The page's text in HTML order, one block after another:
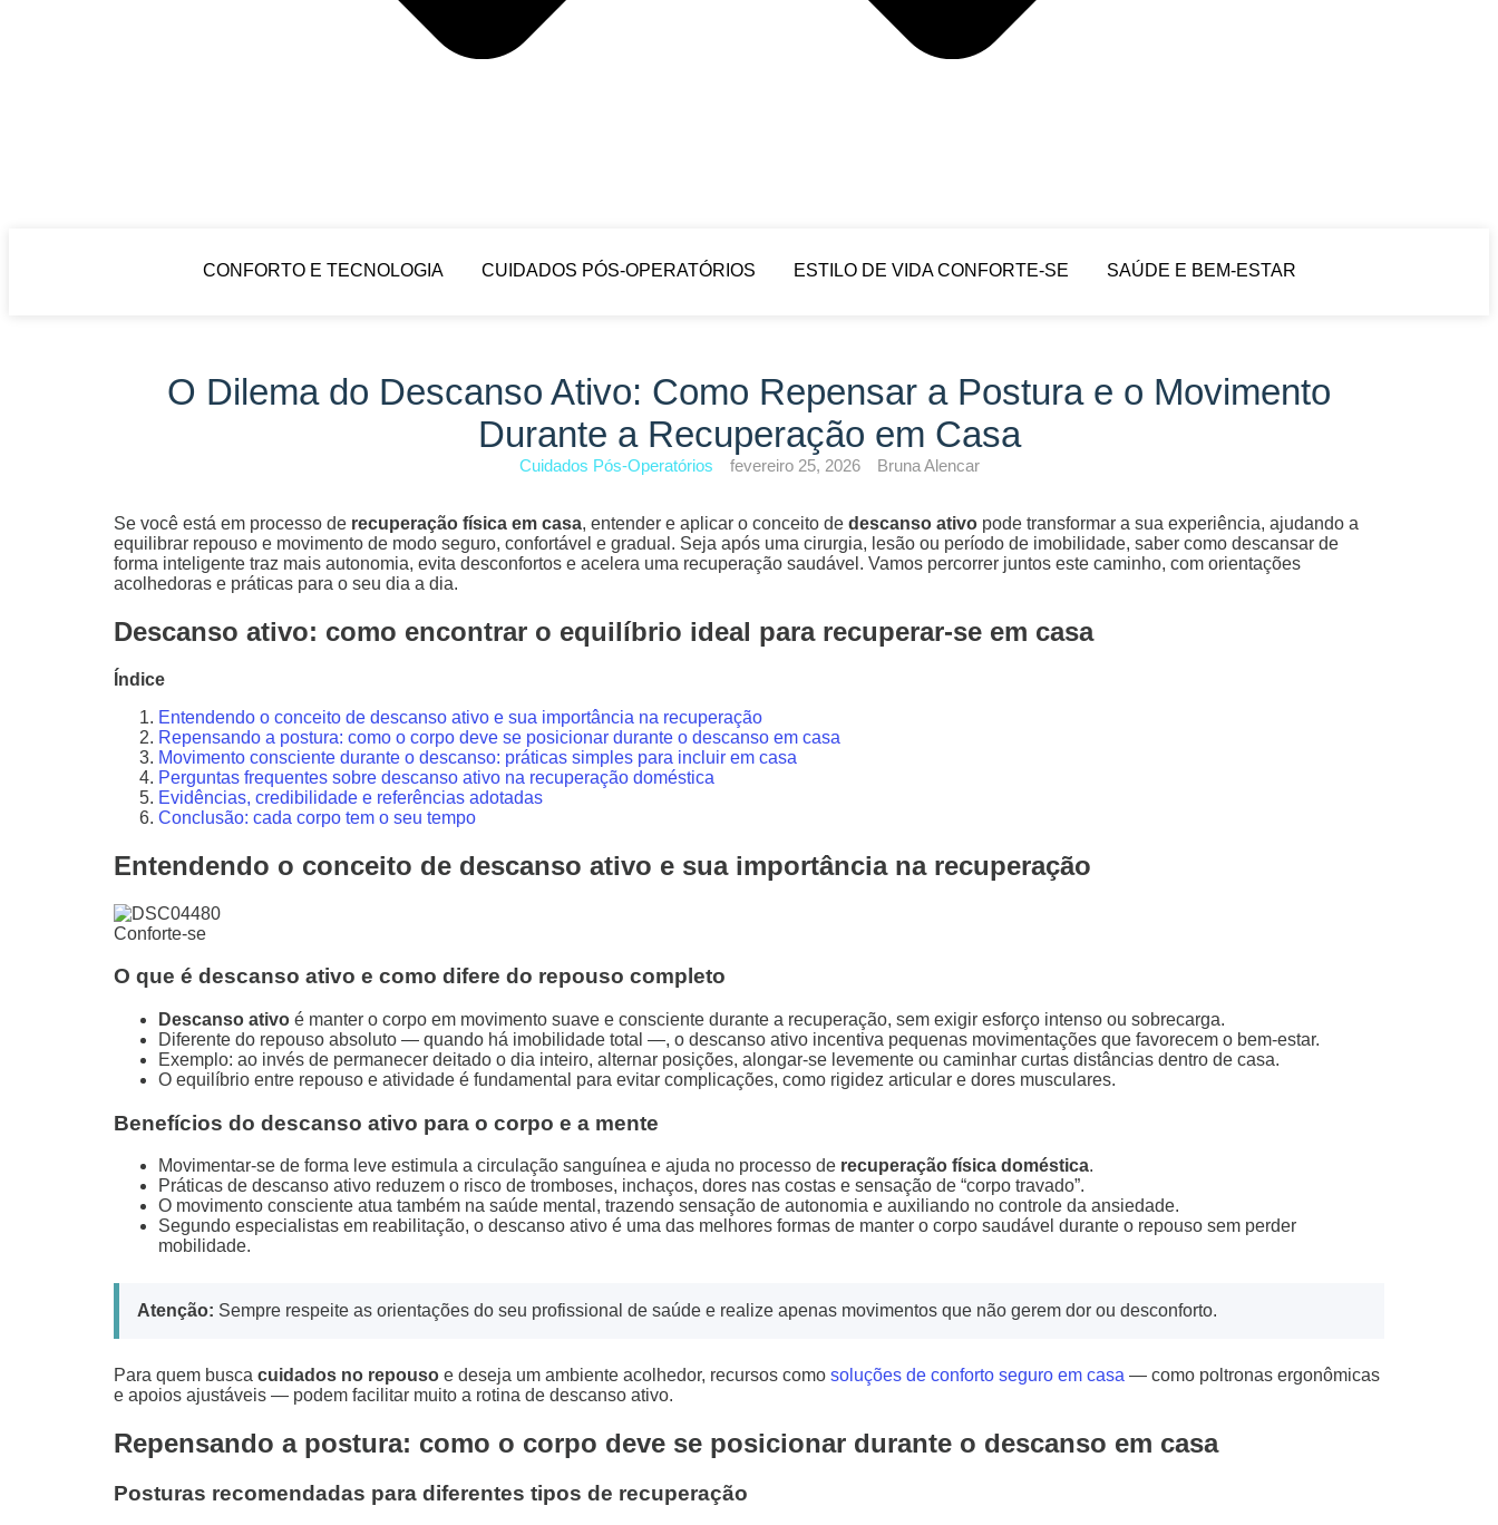
CONFORTO E TECNOLOGIA CUIDADOS PÓS-OPERATÓRIOS ESTILO DE VIDA CONFORTE-SE SAÚDE E BEM-ESTAR
O Dilema do Descanso Ativo: Como Repensar a Postura e o Movimento
Durante a Recuperação em Casa
Cuidados Pós-Operatórios fevereiro 25, 2026 Bruna Alencar
Se você está em processo de recuperação física em casa, entender e aplicar o conceito de descanso ativo pode transformar a sua experiência, ajudando a
equilibrar repouso e movimento de modo seguro, confortável e gradual. Seja após uma cirurgia, lesão ou período de imobilidade, saber como descansar de
forma inteligente traz mais autonomia, evita desconfortos e acelera uma recuperação saudável. Vamos percorrer juntos este caminho, com orientações
acolhedoras e práticas para o seu dia a dia.
Descanso ativo: como encontrar o equilíbrio ideal para recuperar-se em casa
Índice
Entendendo o conceito de descanso ativo e sua importância na recuperação
Repensando a postura: como o corpo deve se posicionar durante o descanso em casa
Movimento consciente durante o descanso: práticas simples para incluir em casa
Perguntas frequentes sobre descanso ativo na recuperação doméstica
Evidências, credibilidade e referências adotadas
Conclusão: cada corpo tem o seu tempo
Entendendo o conceito de descanso ativo e sua importância na recuperação
Conforte-se
O que é descanso ativo e como difere do repouso completo
Descanso ativo é manter o corpo em movimento suave e consciente durante a recuperação, sem exigir esforço intenso ou sobrecarga.
Diferente do repouso absoluto — quando há imobilidade total —, o descanso ativo incentiva pequenas movimentações que favorecem o bem-estar.
Exemplo: ao invés de permanecer deitado o dia inteiro, alternar posições, alongar-se levemente ou caminhar curtas distâncias dentro de casa.
O equilíbrio entre repouso e atividade é fundamental para evitar complicações, como rigidez articular e dores musculares.
Benefícios do descanso ativo para o corpo e a mente
Movimentar-se de forma leve estimula a circulação sanguínea e ajuda no processo de recuperação física doméstica.
Práticas de descanso ativo reduzem o risco de tromboses, inchaços, dores nas costas e sensação de “corpo travado”.
O movimento consciente atua também na saúde mental, trazendo sensação de autonomia e auxiliando no controle da ansiedade.
Segundo especialistas em reabilitação, o descanso ativo é uma das melhores formas de manter o corpo saudável durante o repouso sem perder
mobilidade.
Atenção: Sempre respeite as orientações do seu profissional de saúde e realize apenas movimentos que não gerem dor ou desconforto.
Para quem busca cuidados no repouso e deseja um ambiente acolhedor, recursos como soluções de conforto seguro em casa — como poltronas ergonômicas
e apoios ajustáveis — podem facilitar muito a rotina de descanso ativo.
Repensando a postura: como o corpo deve se posicionar durante o descanso em casa
Posturas recomendadas para diferentes tipos de recuperação